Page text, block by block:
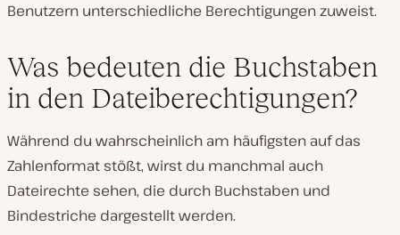
Benutzern unterschiedliche Berechtigungen zuweist.
Was bedeuten die Buchstaben
in den Dateiberechtigungen?
Während du wahrscheinlich am häufigsten auf das
Zahlenformat stößt, wirst du manchmal auch
Dateirechte sehen, die durch Buchstaben und
Bindestriche dargestellt werden.